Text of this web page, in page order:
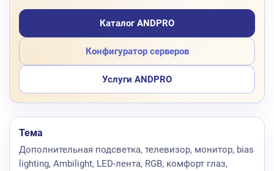
Каталог ANDPRO
Конфигуратор серверов
Услуги ANDPRO
Тема
Дополнительная подсветка, телевизор, монитор, bias
lighting, Ambilight, LED-лента, RGB, комфорт глаз,